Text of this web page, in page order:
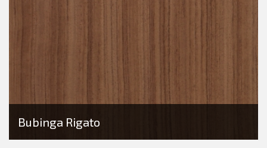
Bubinga Rigato